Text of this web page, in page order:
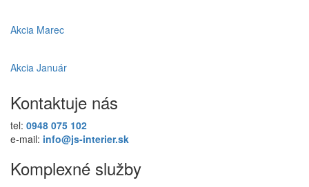
Akcia Marec
Akcia Január
Kontaktuje nás
tel: 0948 075 102
e-mail: info@js-interier.sk
Komplexné služby